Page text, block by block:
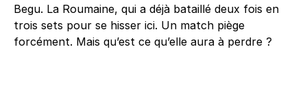
Begu. La Roumaine, qui a déjà bataillé deux fois en
trois sets pour se hisser ici. Un match piège
forcément. Mais qu’est ce qu’elle aura à perdre ?